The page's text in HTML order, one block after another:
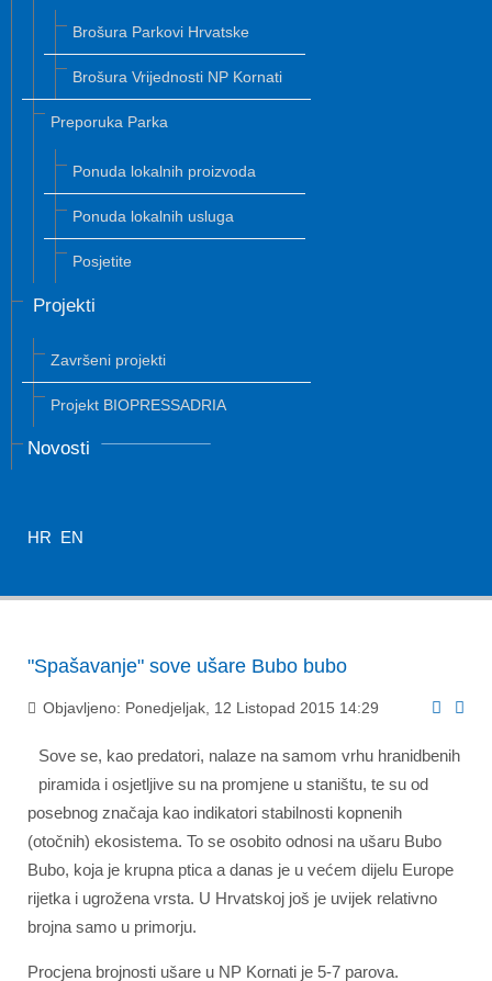
Brošura Parkovi Hrvatske
Brošura Vrijednosti NP Kornati
Preporuka Parka
Ponuda lokalnih proizvoda
Ponuda lokalnih usluga
Posjetite
Projekti
Završeni projekti
Projekt BIOPRESSADRIA
Novosti
HR EN
"Spašavanje" sove ušare Bubo bubo
Objavljeno: Ponedjeljak, 12 Listopad 2015 14:29
Sove se, kao predatori, nalaze na samom vrhu hranidbenih
piramida i osjetljive su na promjene u staništu, te su od
posebnog značaja kao indikatori stabilnosti kopnenih
(otočnih) ekosistema. To se osobito odnosi na ušaru Bubo
Bubo, koja je krupna ptica a danas je u većem dijelu Europe
rijetka i ugrožena vrsta. U Hrvatskoj još je uvijek relativno
brojna samo u primorju.
Procjena brojnosti ušare u NP Kornati je 5-7 parova.